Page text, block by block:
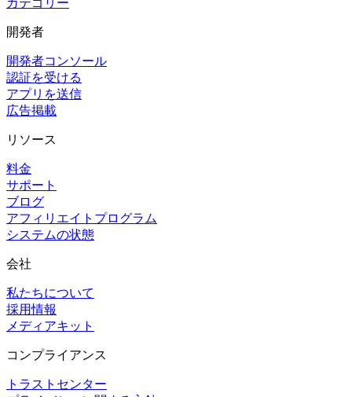
カテゴリー
開発者
開発者コンソール
認証を受ける
アプリを送信
広告掲載
リソース
料金
サポート
ブログ
アフィリエイトプログラム
システムの状態
会社
私たちについて
採用情報
メディアキット
コンプライアンス
トラストセンター